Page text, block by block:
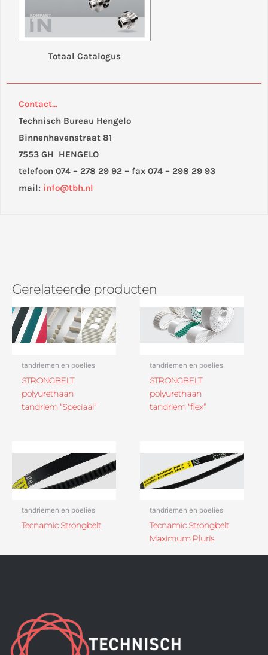
Totaal Catalogus
Contact...
Technisch Bureau Hengelo
Binnenhavenstraat 81
7553 GH HENGELO
telefoon 074 – 278 29 92 – fax 074 – 298 29 93
mail: info@tbh.nl
Gerelateerde producten
tandriemen en poelies
STRONGBELT
polyurethaan
tandriem “Speciaal”
tandriemen en poelies
STRONGBELT
polyurethaan
tandriem “flex”
tandriemen en poelies
Tecnamic Strongbelt
tandriemen en poelies
Tecnamic Strongbelt
Maximum Pluris